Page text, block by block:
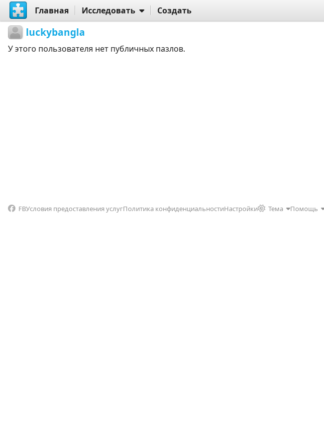
Главная Исследовать Создать
luckybangla
У этого пользователя нет публичных пазлов.
FBУсловия предоставления услугПолитика конфиденциальностиНастройки Тема Помощь